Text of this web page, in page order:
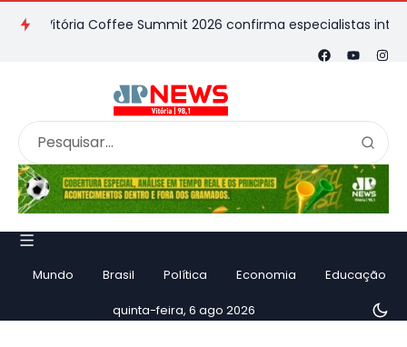
Coffee Summit 2026 confirma especialistas
Mundo Brasil Política Economia Educação
quinta-feira, 6 ago 2026